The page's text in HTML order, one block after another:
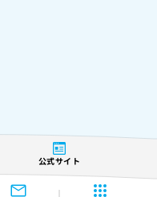
公式サイト